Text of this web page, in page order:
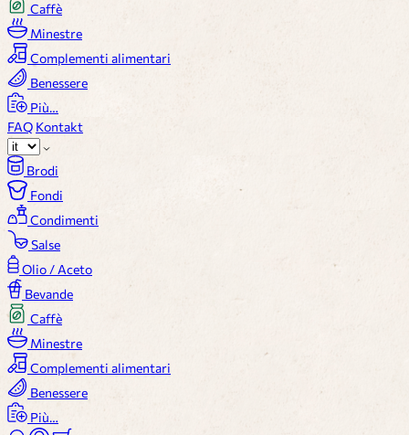
Caffè
Minestre
Complementi alimentari
Benessere
Più…
FAQ Kontakt
Brodi
Fondi
Condimenti
Salse
Olio / Aceto
Bevande
Caffè
Minestre
Complementi alimentari
Benessere
Più…